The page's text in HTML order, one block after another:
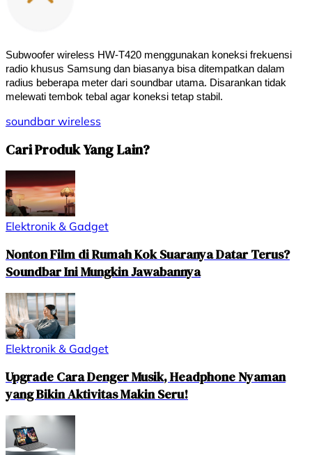
Subwoofer wireless HW-T420 menggunakan koneksi frekuensi
radio khusus Samsung dan biasanya bisa ditempatkan dalam
radius beberapa meter dari soundbar utama. Disarankan tidak
melewati tembok tebal agar koneksi tetap stabil.
soundbar wireless
Cari Produk Yang Lain?
Elektronik & Gadget
Nonton Film di Rumah Kok Suaranya Datar Terus?
Soundbar Ini Mungkin Jawabannya
Elektronik & Gadget
Upgrade Cara Denger Musik, Headphone Nyaman
yang Bikin Aktivitas Makin Seru!